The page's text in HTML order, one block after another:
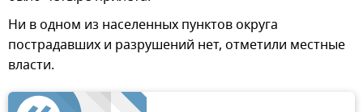
Ни в одном из населенных пунктов округа
пострадавших и разрушений нет, отметили местные
власти.